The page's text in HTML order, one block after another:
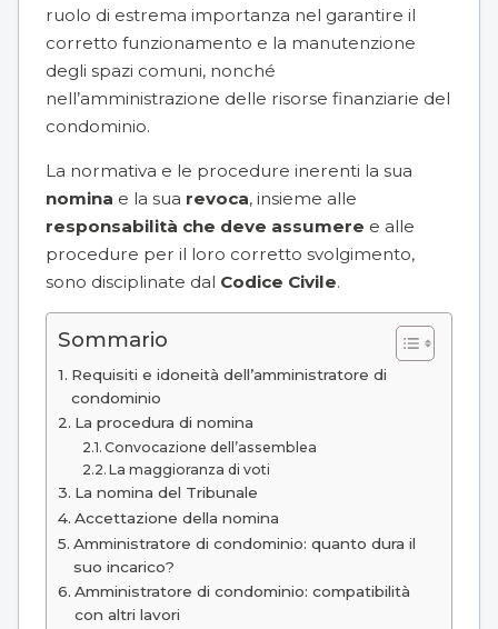
ruolo di estrema importanza nel garantire il
corretto funzionamento e la manutenzione
degli spazi comuni, nonché
nell’amministrazione delle risorse finanziarie del
condominio.
La normativa e le procedure inerenti la sua
nomina e la sua revoca, insieme alle
responsabilità che deve assumere e alle
procedure per il loro corretto svolgimento,
sono disciplinate dal Codice Civile.
Sommario
Requisiti e idoneità dell’amministratore di
condominio
La procedura di nomina
Convocazione dell’assemblea
La maggioranza di voti
La nomina del Tribunale
Accettazione della nomina
Amministratore di condominio: quanto dura il
suo incarico?
Amministratore di condominio: compatibilità
con altri lavori